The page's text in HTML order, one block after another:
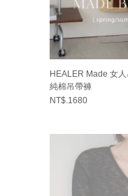
HEALER Made 女
純棉吊帶褲
NT$.1680